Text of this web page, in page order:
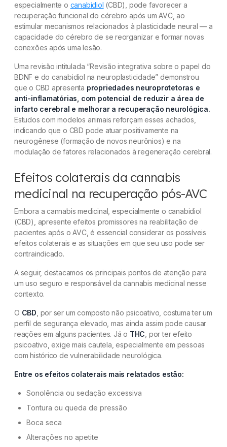
especialmente o canabidiol (CBD), pode favorecer a
recuperação funcional do cérebro após um AVC, ao
estimular mecanismos relacionados à plasticidade neural — a
capacidade do cérebro de se reorganizar e formar novas
conexões após uma lesão.
Uma revisão intitulada “Revisão integrativa sobre o papel do
BDNF e do canabidiol na neuroplasticidade” demonstrou
que o CBD apresenta propriedades neuroprotetoras e
anti-inflamatórias, com potencial de reduzir a área de
infarto cerebral e melhorar a recuperação neurológica.
Estudos com modelos animais reforçam esses achados,
indicando que o CBD pode atuar positivamente na
neurogênese (formação de novos neurônios) e na
modulação de fatores relacionados à regeneração cerebral.
Efeitos colaterais da cannabis
medicinal na recuperação pós-AVC
Embora a cannabis medicinal, especialmente o canabidiol
(CBD), apresente efeitos promissores na reabilitação de
pacientes após o AVC, é essencial considerar os possíveis
efeitos colaterais e as situações em que seu uso pode ser
contraindicado.
A seguir, destacamos os principais pontos de atenção para
um uso seguro e responsável da cannabis medicinal nesse
contexto.
O CBD , por ser um composto não psicoativo, costuma ter um
perfil de segurança elevado, mas ainda assim pode causar
reações em alguns pacientes. Já o THC , por ter efeito
psicoativo, exige mais cautela, especialmente em pessoas
com histórico de vulnerabilidade neurológica.
Entre os efeitos colaterais mais relatados estão:
Sonolência ou sedação excessiva
Tontura ou queda de pressão
Boca seca
Alterações no apetite